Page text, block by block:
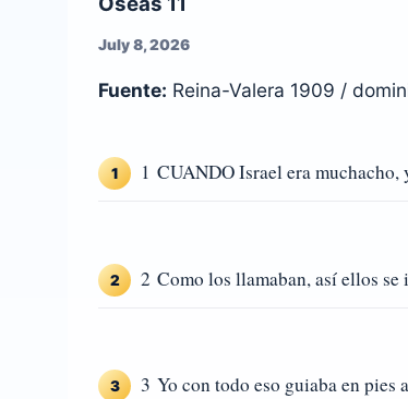
July 8, 2026
Fuente: Reina-Valera 1909 /
1 1 CUANDO Israel era
2 2 Como los llamaban, así ellos se
3 3 Yo con todo eso guiaba en pies